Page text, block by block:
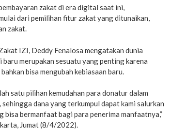
zakat di era digital saat ini,
dari pemilihan fitur zakat yang ditunaikan,
zakat.
IZI, Deddy Fenalosa mengatakan dunia
merupakan sesuatu yang penting karena
bisa mengubah kebiasaan baru.
satu pilihan kemudahan para donatur dalam
dana yang terkumpul dapat kami salurkan
bermanfaat bagi para penerima manfaatnya,”
Jumat (8/4/2022).